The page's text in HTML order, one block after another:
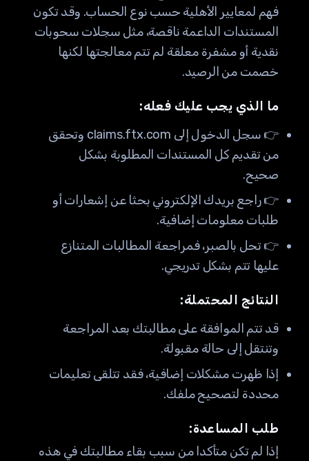
فهم لمعايير الأهلية حسب نوع الحساب. وقد تكون
المستندات الداعمة ناقصة، مثل سجلات سحوبات
نقدية أو مشفرة معلقة لم تتم معالجتها لكنها
خصمت من الرصيد.
ما الذي يجب عليك فعله:
👉 سجل الدخول إلى claims.ftx.com وتحقق
من تقديم كل المستندات المطلوبة بشكل
صحيح.
👉 راجع بريدك الإلكتروني بحثا عن إشعارات أو
طلبات معلومات إضافية.
👉 تحل بالصبر، فمراجعة المطالبات المتنازع
عليها تتم بشكل تدريجي.
النتائج المحتملة:
قد تتم الموافقة على مطالبتك بعد المراجعة
وتنتقل إلى حالة مقبولة.
إذا ظهرت مشكلات إضافية، فقد تتلقى تعليمات
محددة لتصحيح ملفك.
طلب المساعدة:
إذا لم تكن متأكدا من سبب بقاء مطالبتك في هذه